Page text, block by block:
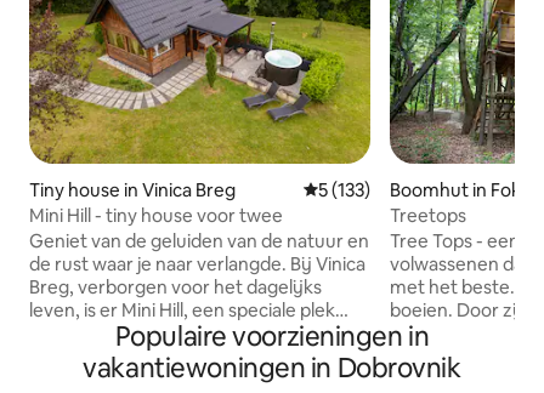
Tiny house in Vinica Breg Gemiddelde beoordeling
5 (133)
Mini Hill - tiny house voor twee
Geniet van de geluiden van de natuur en
de rust waar je naar verlangde. Bij Vinica
Breg, verborgen voor het dagelijks
leven, is er Mini Hill, een speciale plek
gecreëerd voor ontspanning, plezier en
ontsnapping naar de natuur. 💚 Dit is
geen klassieke toeristische
Boomhut in
Treetops
Tree Tops - een
volwassenen dat
met het beste. Is
boeien. Door zijn
bos is het ons
waar zelfs de
wordt verrukt. Dit
Populaire voorzieningen in
vakantiewoningen in Dobrovnik